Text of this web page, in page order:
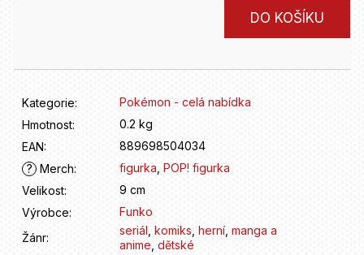
DO KOŠÍKU
Kategorie:
Pokémon - celá nabídka
Hmotnost:
0.2 kg
EAN:
889698504034
? Merch: figurka, POP! figurka
Velikost:
9 cm
Výrobce:
Funko
Žánr:
seriál, komiks, herní, manga a
anime, dětské
o
u
č
u
e
m
e